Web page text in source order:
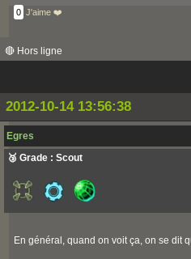
0 J'aime ❤️
🔴 Hors ligne
2012-10-14 13:56:38
Egres
🥉 Grade : Scout
En général, quand on voit ça, on se dit